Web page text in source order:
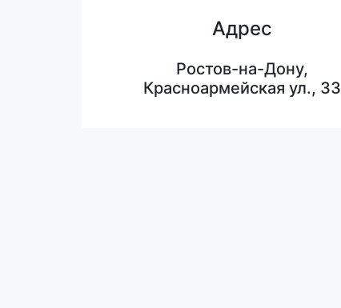
Адрес
Ростов-на-Дону,
Красноармейская ул., 33